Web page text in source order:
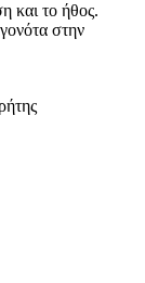
και το ήθος.
στην